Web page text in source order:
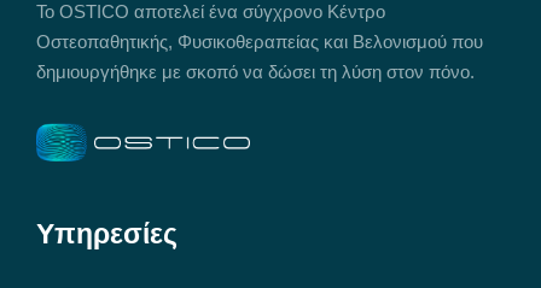
Το OSTICO αποτελεί ένα σύγχρονο Κέντρο
Οστεοπαθητικής, Φυσικοθεραπείας και Βελονισμού που
δημιουργήθηκε με σκοπό να δώσει τη λύση στον πόνο.
Υπηρεσίες